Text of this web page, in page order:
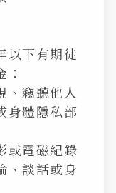
以下有期徒
、竊聽他人
身體隱私部
或電磁紀錄
、談話或身